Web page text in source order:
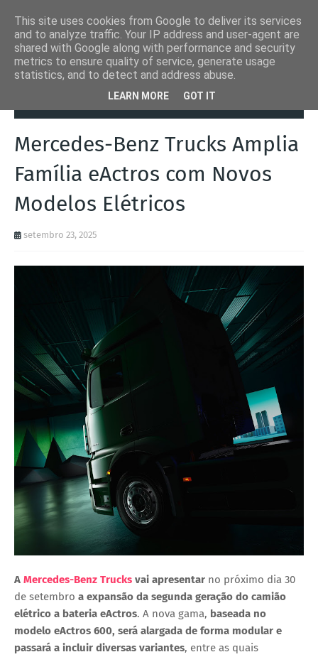
Autoads.pt
Mercedes-Benz Trucks Amplia Família
Mercedes-Benz Trucks Amplia
Família eActros com Novos
Modelos Elétricos
setembro 23, 2025
A Mercedes-Benz Trucks vai apresentar no próximo dia 30
de setembro a expansão da segunda geração do camião
elétrico a bateria eActros. A nova gama, baseada no
modelo eActros 600, será alargada de forma modular e
passará a incluir diversas variantes, entre as quais
This site uses cookies from Google to deliver its services
and to analyze traffic. Your IP address and user-agent are
shared with Google along with performance and security
metrics to ensure quality of service, generate usage
statistics, and to detect and address abuse.
LEARN MORE GOT IT